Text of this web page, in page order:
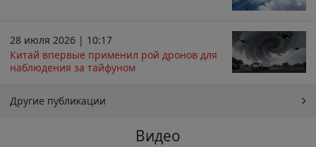
28 июля 2026 | 10:17
Китай впервые применил рой дронов для
наблюдения за тайфуном
Другие публикации
Видео